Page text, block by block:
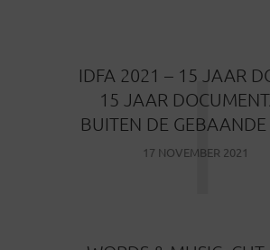
IDFA 2021 – 15 JAAR
15 JAAR
BUITEN DE
17 NOVEMBER 2021
I